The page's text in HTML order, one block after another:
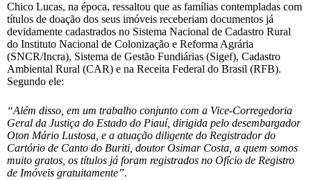
Chico Lucas, na época, ressaltou que as famílias contempladas com
títulos de doação dos seus imóveis receberiam documentos já
devidamente cadastrados no Sistema Nacional de Cadastro Rural
do Instituto Nacional de Colonização e Reforma Agrária
(SNCR/Incra), Sistema de Gestão Fundiárias (Sigef), Cadastro
Ambiental Rural (CAR) e na Receita Federal do Brasil (RFB).
Segundo ele:
“Além disso, em um trabalho conjunto com a Vice-Corregedoria
Geral da Justiça do Estado do Piauí, dirigida pelo desembargador
Oton Mário Lustosa, e a atuação diligente do Registrador do
Cartório de Canto do Buriti, doutor Osimar Costa, a quem somos
muito gratos, os títulos já foram registrados no Ofício de Registro
de Imóveis gratuitamente”.